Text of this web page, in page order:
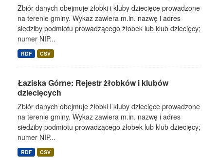
Zbiór danych obejmuje żłobki i kluby dziecięce prowadzone
na terenie gminy. Wykaz zawiera m.in. nazwę i adres
siedziby podmiotu prowadzącego żłobek lub klub dziecięcy;
numer NIP...
RDF CSV
Łaziska Górne: Rejestr żłobków i klubów
dziecięcych
Zbiór danych obejmuje żłobki i kluby dziecięce prowadzone
na terenie gminy. Wykaz zawiera m.in. nazwę i adres
siedziby podmiotu prowadzącego żłobek lub klub dziecięcy;
numer NIP...
RDF CSV